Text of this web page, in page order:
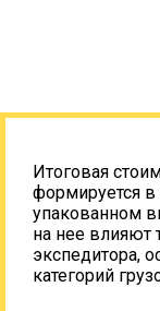
Итоговая
формируется в
упакованном
на нее влияют
экспедитора,
категорий